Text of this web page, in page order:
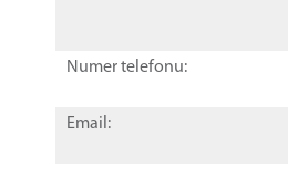
Numer telefonu:
Email: